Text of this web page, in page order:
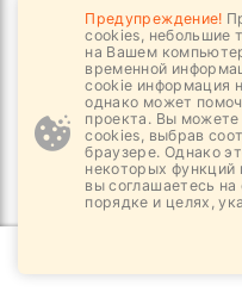
Предупреждение!
cookies, небольшие
на Вашем
временной
cookie информация
однако может
проекта. Вы можете
cookies, выбрав
браузере. Однако
некоторых функций
вы соглашаетесь
порядке и целях,